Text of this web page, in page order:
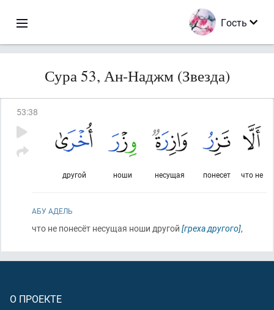
Гость
Сура 53, Ан-Наджм (Звезда)
53:38
что не
понесет
несущая
ноши
другой
АБУ АДЕЛЬ
что не понесёт несущая ноши другой [греха другого],
О ПРОЕКТЕ